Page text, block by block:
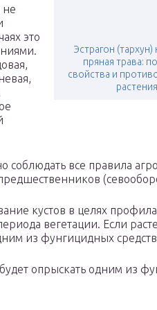
Эстрагон (тархун)
пряная трава:
свойства и
растения
не
это
соблюдать все правила
кустов в целях
вегетации. Если
из фунгицидных средств
опрыскать одним из